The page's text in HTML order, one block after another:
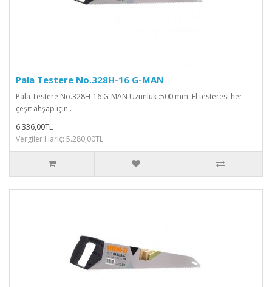
Pala Testere No.328H-16 G-MAN
Pala Testere No.328H-16 G-MAN Uzunluk :500 mm. El testeresi her
çeşit ahşap için..
6.336,00TL
Vergiler Hariç: 5.280,00TL